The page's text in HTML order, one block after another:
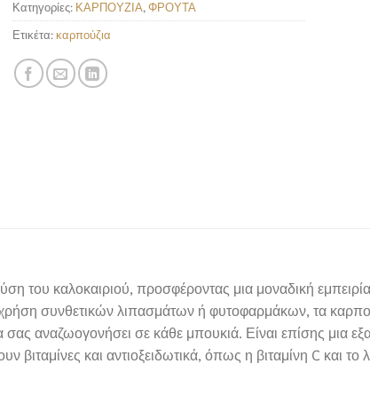
Κατηγορίες: ΚΑΡΠΟΥΖΙΑ, ΦΡΟΥΤΑ
Ετικέτα: καρπούζια
του καλοκαιριού, προσφέροντας μια μοναδική
συνθετικών λιπασμάτων ή φυτοφαρμάκων, τα
αναζωογονήσει σε κάθε μπουκιά. Είναι επίσης μια
και αντιοξειδωτικά, όπως η βιταμίνη C και το